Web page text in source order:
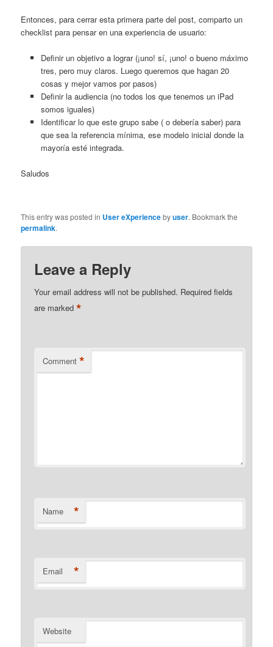
Entonces, para cerrar esta primera parte del post, comparto un
checklist para pensar en una experiencia de usuario:
Definir un objetivo a lograr (¡uno! sí, ¡uno! o bueno máximo
tres, pero muy claros. Luego queremos que hagan 20
cosas y mejor vamos por pasos)
Definir la audiencia (no todos los que tenemos un iPad
somos iguales)
Identificar lo que este grupo sabe ( o debería saber) para
que sea la referencia mínima, ese modelo inicial donde la
mayoría esté integrada.
Saludos
This entry was posted in User eXperiencebyuser. Bookmark the
permalink.
Leave a Reply
Your email address will not be published. Required fields
are marked*
Comment *
Name *
Email *
Website